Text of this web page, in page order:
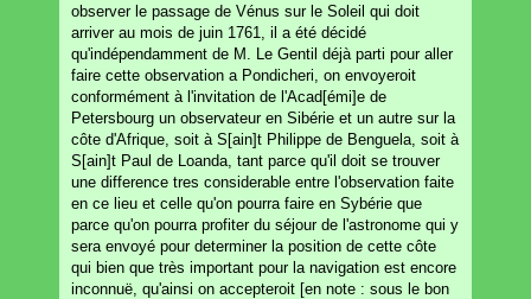
observer le passage de Vénus sur le Soleil qui doit
arriver au mois de juin 1761, il a été décidé
qu'indépendamment de M. Le Gentil déjà parti pour aller
faire cette observation a Pondicheri, on envoyeroit
conformément à l'invitation de l'Acad[émi]e de
Petersbourg un observateur en Sibérie et un autre sur la
côte d'Afrique, soit à S[ain]t Philippe de Benguela, soit à
S[ain]t Paul de Loanda, tant parce qu'il doit se trouver
une difference tres considerable entre l'observation faite
en ce lieu et celle qu'on pourra faire en Sybérie que
parce qu'on pourra profiter du séjour de l'astronome qui y
sera envoyé pour determiner la position de cette côte
qui bien que très important pour la navigation est encore
inconnuë, qu'ainsi on accepteroit [en note : sous le bon